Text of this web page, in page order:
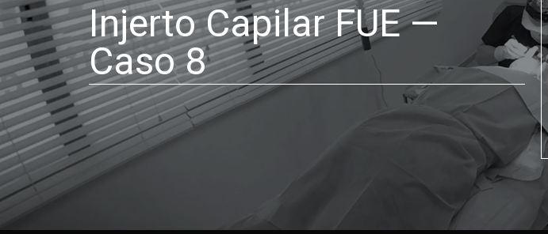
Injerto Capilar FUE —
Caso 8